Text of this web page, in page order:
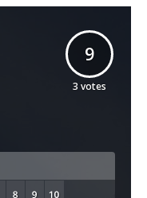
9
3 votes